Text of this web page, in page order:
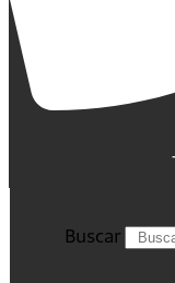
Buscar